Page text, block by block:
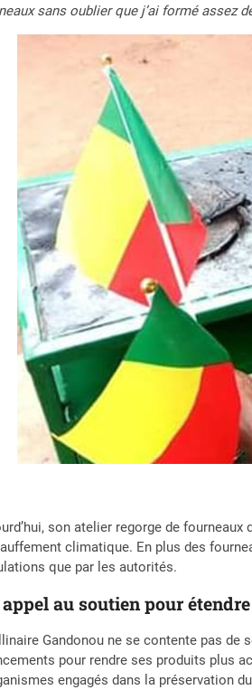
sans oublier que j’ai formé assez
son atelier regorge de
climatique. En plus des
que par les autorités.
au soutien pour
Gandonou ne se contente pas de
pour rendre ses produits plus
engagés dans la préservation